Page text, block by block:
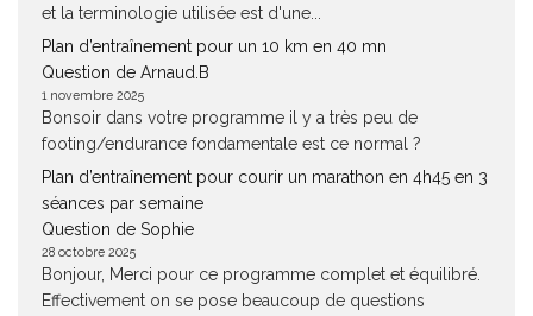
et la terminologie utilisée est d'une...
Plan d’entraînement pour un 10 km en 40 mn
Question de Arnaud.B
1 novembre 2025
Bonsoir dans votre programme il y a très peu de
footing/endurance fondamentale est ce normal ?
Plan d’entraînement pour courir un marathon en 4h45 en 3
séances par semaine
Question de Sophie
28 octobre 2025
Bonjour, Merci pour ce programme complet et équilibré.
Effectivement on se pose beaucoup de questions